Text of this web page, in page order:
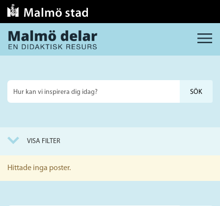
MENY
Sök
på
VISA FILTER
Hittade inga poster.